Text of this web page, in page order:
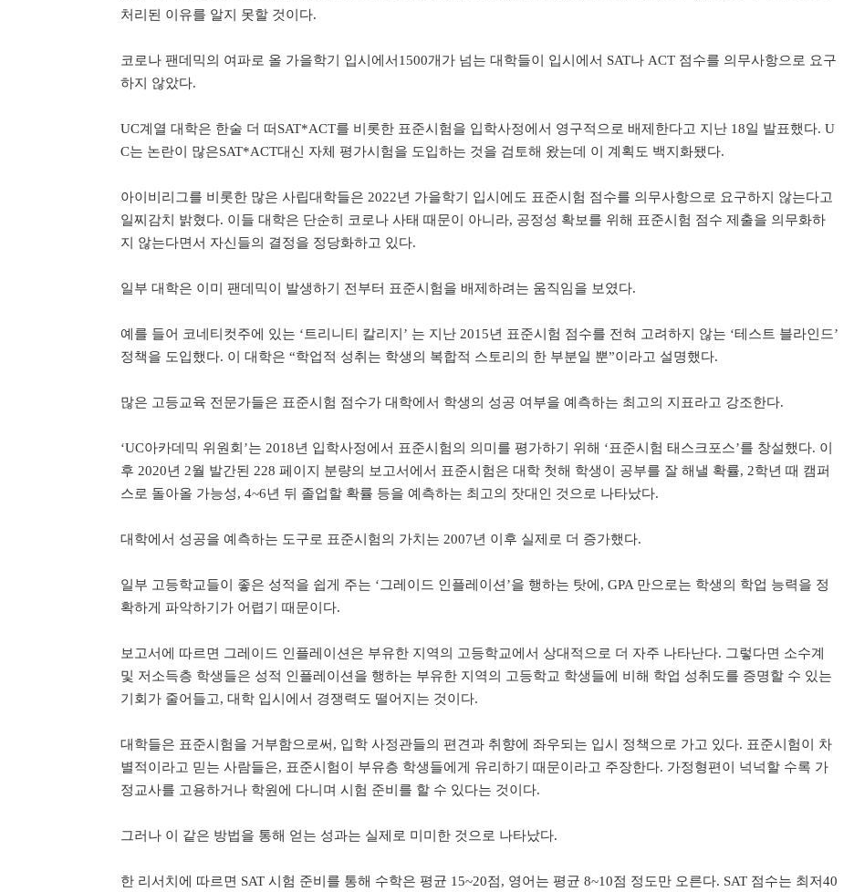
처리된 이유를 알지 못할 것이다.
코로나 팬데믹의 여파로 올 가을학기 입시에서1500개가 넘는 대학들이 입시에서 SAT나 ACT 점수를 의무사항으로 요구
하지 않았다.
UC계열 대학은 한술 더 떠SAT*ACT를 비롯한 표준시험을 입학사정에서 영구적으로 배제한다고 지난 18일 발표했다. U
C는 논란이 많은SAT*ACT대신 자체 평가시험을 도입하는 것을 검토해 왔는데 이 계획도 백지화됐다.
아이비리그를 비롯한 많은 사립대학들은 2022년 가을학기 입시에도 표준시험 점수를 의무사항으로 요구하지 않는다고
일찌감치 밝혔다. 이들 대학은 단순히 코로나 사태 때문이 아니라, 공정성 확보를 위해 표준시험 점수 제출을 의무화하
지 않는다면서 자신들의 결정을 정당화하고 있다.
일부 대학은 이미 팬데믹이 발생하기 전부터 표준시험을 배제하려는 움직임을 보였다.
예를 들어 코네티컷주에 있는 ‘트리니티 칼리지’ 는 지난 2015년 표준시험 점수를 전혀 고려하지 않는 ‘테스트 블라인드’
정책을 도입했다. 이 대학은 “학업적 성취는 학생의 복합적 스토리의 한 부분일 뿐”이라고 설명했다.
많은 고등교육 전문가들은 표준시험 점수가 대학에서 학생의 성공 여부을 예측하는 최고의 지표라고 강조한다.
‘UC아카데믹 위원회’는 2018년 입학사정에서 표준시험의 의미를 평가하기 위해 ‘표준시험 태스크포스’를 창설했다. 이
후 2020년 2월 발간된 228 페이지 분량의 보고서에서 표준시험은 대학 첫해 학생이 공부를 잘 해낼 확률, 2학년 때 캠퍼
스로 돌아올 가능성, 4~6년 뒤 졸업할 확률 등을 예측하는 최고의 잣대인 것으로 나타났다.
대학에서 성공을 예측하는 도구로 표준시험의 가치는 2007년 이후 실제로 더 증가했다.
일부 고등학교들이 좋은 성적을 쉽게 주는 ‘그레이드 인플레이션’을 행하는 탓에, GPA 만으로는 학생의 학업 능력을 정
확하게 파악하기가 어렵기 때문이다.
보고서에 따르면 그레이드 인플레이션은 부유한 지역의 고등학교에서 상대적으로 더 자주 나타난다. 그렇다면 소수계
및 저소득층 학생들은 성적 인플레이션을 행하는 부유한 지역의 고등학교 학생들에 비해 학업 성취도를 증명할 수 있는
기회가 줄어들고, 대학 입시에서 경쟁력도 떨어지는 것이다.
대학들은 표준시험을 거부함으로써, 입학 사정관들의 편견과 취향에 좌우되는 입시 정책으로 가고 있다. 표준시험이 차
별적이라고 믿는 사람들은, 표준시험이 부유층 학생들에게 유리하기 때문이라고 주장한다. 가정형편이 넉넉할 수록 가
정교사를 고용하거나 학원에 다니며 시험 준비를 할 수 있다는 것이다.
그러나 이 같은 방법을 통해 얻는 성과는 실제로 미미한 것으로 나타났다.
한 리서치에 따르면 SAT 시험 준비를 통해 수학은 평균 15~20점, 영어는 평균 8~10점 정도만 오른다. SAT 점수는 최저40